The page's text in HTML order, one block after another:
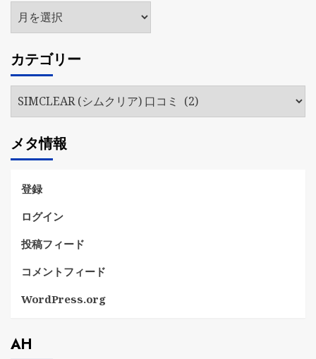
ア
ー
イ
ブ
カテゴリー
カ
テ
リ
ー
メタ情報
登録
ログイン
投稿フィード
コメントフィード
WordPress.org
AH